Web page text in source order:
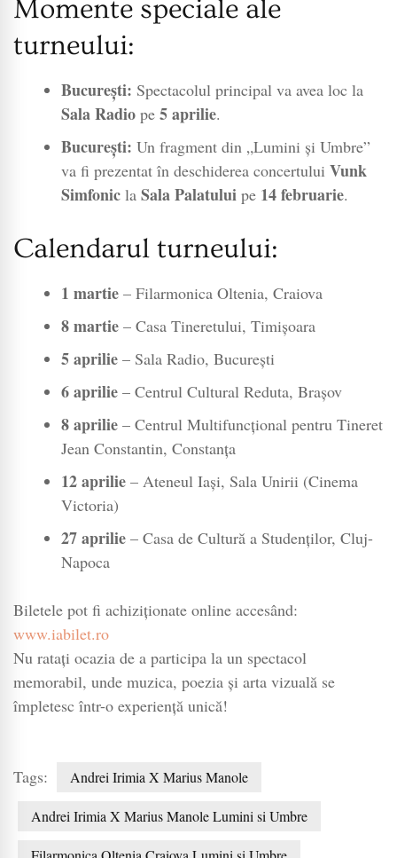
Momente speciale ale
turneului:
București: Spectacolul principal va avea loc la
Sala Radio pe 5 aprilie.
București: Un fragment din „Lumini și Umbre”
va fi prezentat în deschiderea concertului Vunk
Simfonic la Sala Palatului pe 14 februarie.
Calendarul turneului:
1 martie – Filarmonica Oltenia, Craiova
8 martie – Casa Tineretului, Timișoara
5 aprilie – Sala Radio, București
6 aprilie – Centrul Cultural Reduta, Brașov
8 aprilie – Centrul Multifuncțional pentru Tineret
Jean Constantin, Constanța
12 aprilie – Ateneul Iași, Sala Unirii (Cinema
Victoria)
27 aprilie – Casa de Cultură a Studenților, Cluj-
Napoca
Biletele pot fi achiziționate online accesând:
www.iabilet.ro
Nu ratați ocazia de a participa la un spectacol
memorabil, unde muzica, poezia și arta vizuală se
împletesc într-o experiență unică!
Tags: Andrei Irimia X Marius Manole
Andrei Irimia X Marius Manole Lumini si Umbre